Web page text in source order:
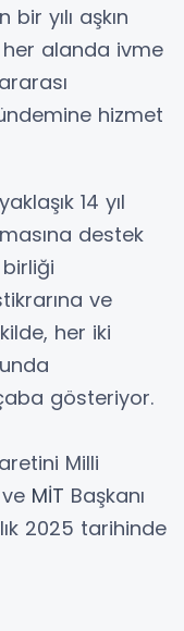
yılı aşkın
her alanda ivme
hizmet
14 yıl
destek
ve
her iki
gösteriyor.
Milli
ve MİT Başkanı
2025 tarihinde